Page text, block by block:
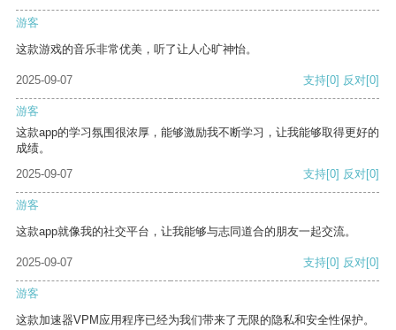
游客
这款游戏的音乐非常优美，听了让人心旷神怡。
2025-09-07 支持[0] 反对[0]
游客
这款app的学习氛围很浓厚，能够激励我不断学习，让我能够取得更好的
成绩。
2025-09-07
支持[0] 反对[0]
游客
这款app就像我的社交平台，让我能够与志同道合的朋友一起交流。
2025-09-07 支持[0] 反对[0]
游客
这款加速器VPM应用程序已经为我们带来了无限的隐私和安全性保护。